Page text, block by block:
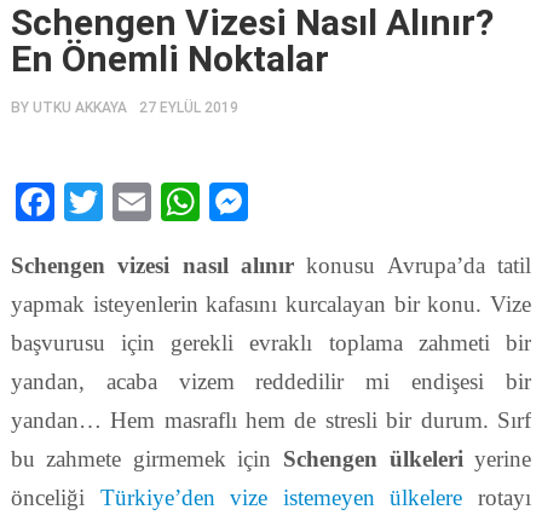
Schengen Vizesi Nasıl Alınır?
En Önemli Noktalar
BY UTKU AKKAYA 27 EYLÜL 2019
Facebook
TwitterEmailWhatsApp
Schengen vizesi nasıl alınır konusu Avrupa’da tatil
yapmak isteyenlerin kafasını kurcalayan bir konu. Vize
başvurusu için gerekli evraklı toplama zahmeti bir
yandan, acaba vizem reddedilir mi endişesi bir
yandan… Hem masraflı hem de stresli bir durum. Sırf
bu zahmete girmemek için Schengen ülkeleri yerine
önceliği Türkiye’den vize istemeyen ülkelere rotayı